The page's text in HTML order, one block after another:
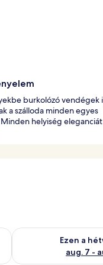
burkolózó vendégek
a szálloda minden egyes
helyiség
aug. 8 - aug. 9
Ezen a
aug. 7 -
A mostani hétvégi